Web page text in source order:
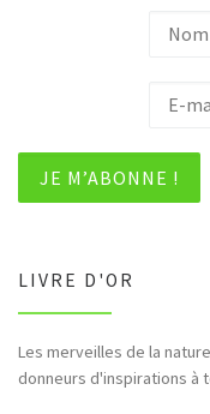
LIVRE D'OR
Les merveilles de la
donneurs d'inspirations à